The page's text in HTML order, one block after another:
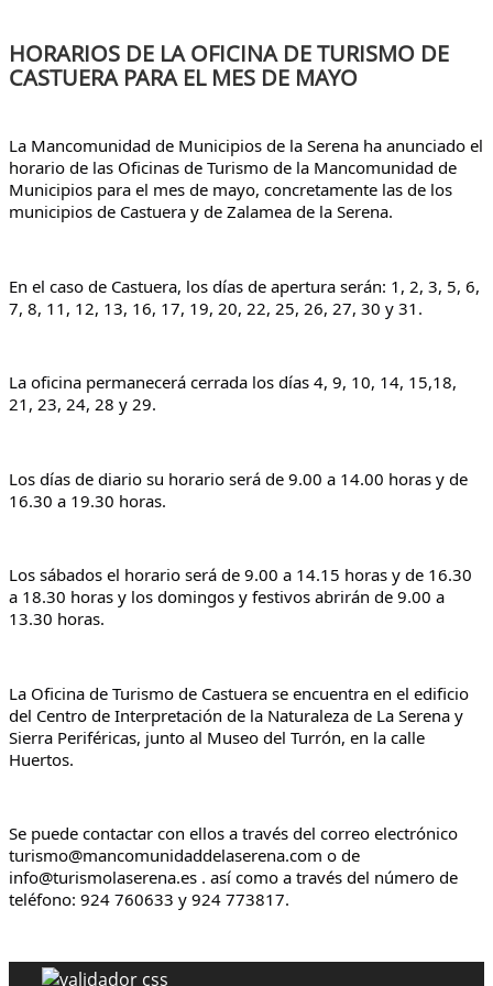
HORARIOS DE LA OFICINA DE TURISMO DE
CASTUERA PARA EL MES DE MAYO
La Mancomunidad de Municipios de la Serena ha anunciado el
horario de las Oficinas de Turismo de la Mancomunidad de
Municipios para el mes de mayo, concretamente las de los
municipios de Castuera y de Zalamea de la Serena.
En el caso de Castuera, los días de apertura serán: 1, 2, 3, 5, 6,
7, 8, 11, 12, 13, 16, 17, 19, 20, 22, 25, 26, 27, 30 y 31.
La oficina permanecerá cerrada los días 4, 9, 10, 14, 15,18,
21, 23, 24, 28 y 29.
Los días de diario su horario será de 9.00 a 14.00 horas y de
16.30 a 19.30 horas.
Los sábados el horario será de 9.00 a 14.15 horas y de 16.30
a 18.30 horas y los domingos y festivos abrirán de 9.00 a
13.30 horas.
La Oficina de Turismo de Castuera se encuentra en el edificio
del Centro de Interpretación de la Naturaleza de La Serena y
Sierra Periféricas, junto al Museo del Turrón, en la calle
Huertos.
Se puede contactar con ellos a través del correo electrónico
turismo@mancomunidaddelaserena.com o de
info@turismolaserena.es . así como a través del número de
teléfono: 924 760633 y 924 773817.